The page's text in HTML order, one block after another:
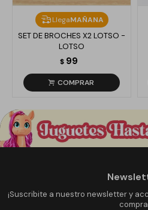
LlegaMAÑANA
SET DE BROCHES X2 LOTSO -
LOTSO
$ 99
¡Suscribite a nuestro newsletter y